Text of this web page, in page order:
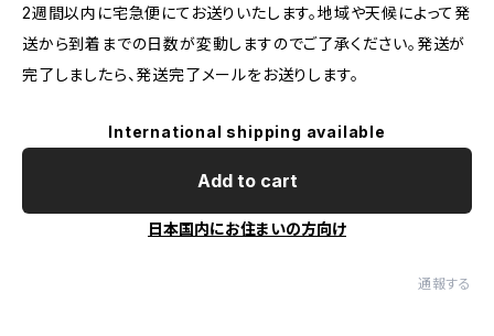
2週間以内に宅急便にてお送りいたします。地域や天候によって発
送から到着までの日数が変動しますのでご了承ください。発送が
完了しましたら、発送完了メールをお送りします。
International shipping available
Add to cart
日本国内にお住まいの方向け
通報する